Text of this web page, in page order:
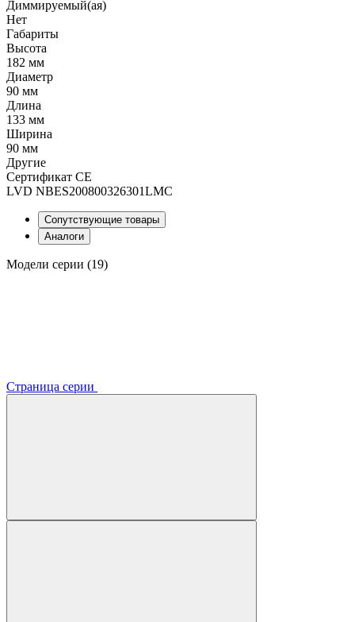
Диммируемый(ая)
Нет
Габариты
Высота
182 мм
Диаметр
90 мм
Длина
133 мм
Ширина
90 мм
Другие
Сертификат CE
LVD NBES200800326301LMC
Сопутствующие товары
Аналоги
Модели серии (19)
Страница серии